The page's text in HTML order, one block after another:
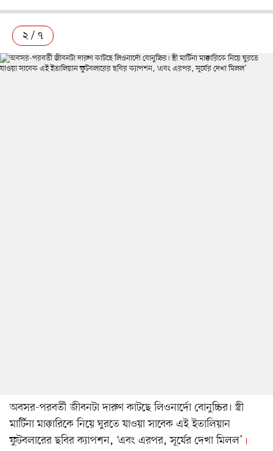
২ / ৭
অবসর-পরবর্তী জীবনটা দারুণ কাটছে লিওনার্দো বোনুচ্চির। স্ত্রী
মার্টিনা মাক্কারিকে নিয়ে ঘুরতে যাওয়া সাবেক এই ইতালিয়ান
ফুটবলারের ছবির ক্যাপশন, ‘এবং এরপর, সূর্যের দেখা মিলল’